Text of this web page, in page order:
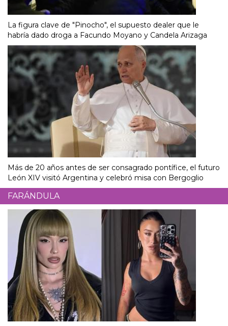
La figura clave de "Pinocho", el supuesto dealer que le
habría dado droga a Facundo Moyano y Candela Arizaga
Más de 20 años antes de ser consagrado pontífice, el futuro
León XIV visitó Argentina y celebró misa con Bergoglio
FARÁNDULA